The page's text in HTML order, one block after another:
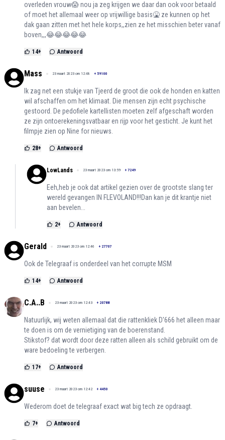
overleden vrouw😱 nou ja zeg krijgen we daar dan ook voor betaald
of moet het allemaal weer op vrijwillige basis🤮 ze kunnen op het
dak gaan zitten met het hele korps,,zien ze het misschien beter vanaf
boven,,,😂😂😂😂😂
14+ Antwoord
Mass 23 maart 2023 om 12:48 + 59100
Ik zag net een stukje van Tjeerd de groot die ook de honden en katten
wil afschaffen om het klimaat. Die mensen zijn echt psychische
gestoord. De pedofiele kartellisten moeten zelf afgeschaft worden
ze zijn ontoerekeningsvatbaar en rijp voor het gesticht. Je kunt het
filmpje zien op Nine for nieuws.
28+ Antwoord
LowLands 23 maart 2023 om 13:59 + 7249
Eeh,heb je ook dat artikel gezien over de grootste slang ter
wereld gevangen IN FLEVOLAND!!!Dan kan je dit krantje niet
aan bevelen...
2+ Antwoord
Gerald 23 maart 2023 om 12:46 + 27707
Ook de Telegraaf is onderdeel van het corrupte MSM
14+ Antwoord
C.A..B 23 maart 2023 om 12:43 + 20788
Natuurlijk, wij weten allemaal dat die rattenkliek D'666 het alleen maar
te doen is om de vernietiging van de boerenstand.
Stikstof? dat wordt door deze ratten alleen als schild gebruikt om de
ware bedoeling te verbergen.
17+ Antwoord
suuse 23 maart 2023 om 12:42 + 4450
Wederom doet de telegraaf exact wat big tech ze opdraagt.
7+ Antwoord